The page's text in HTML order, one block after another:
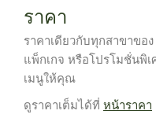
ราคา
ราคาเดียวกับทุกสาขาขอ
แพ็กเกจ หรือโปรโมชั่นพิเ
เมนูให้คุณ
ดูราคาเต็มได้ที่ หน้าราคา